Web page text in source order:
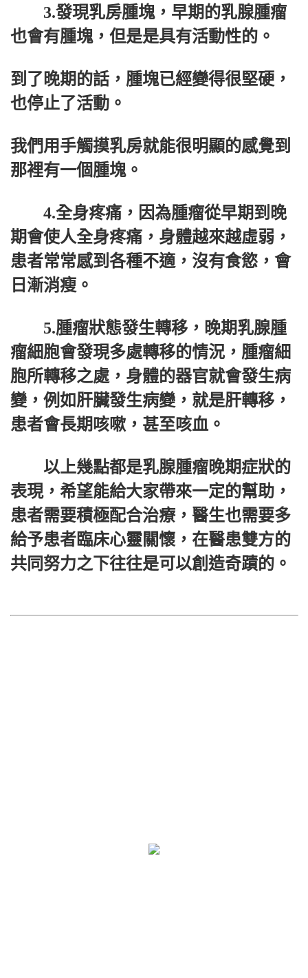
3.發現乳房腫塊，早期的乳腺腫瘤
也會有腫塊，但是是具有活動性的。
到了晚期的話，腫塊已經變得很堅硬，
也停止了活動。
我們用手觸摸乳房就能很明顯的感覺到
那裡有一個腫塊。
4.全身疼痛，因為腫瘤從早期到晚
期會使人全身疼痛，身體越來越虛弱，
患者常常感到各種不適，沒有食慾，會
日漸消瘦。
5.腫瘤狀態發生轉移，晚期乳腺腫
瘤細胞會發現多處轉移的情況，腫瘤細
胞所轉移之處，身體的器官就會發生病
變，例如肝臟發生病變，就是肝轉移，
患者會長期咳嗽，甚至咳血。
以上幾點都是乳腺腫瘤晚期症狀的
表現，希望能給大家帶來一定的幫助，
患者需要積極配合治療，醫生也需要多
給予患者臨床心靈關懷，在醫患雙方的
共同努力之下往往是可以創造奇蹟的。